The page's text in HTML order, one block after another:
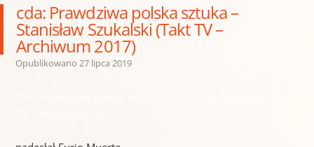
cda: Prawdziwa polska sztuka –
Stanisław Szukalski (Takt TV –
Archiwum 2017)
Opublikowano 27 lipca 2019